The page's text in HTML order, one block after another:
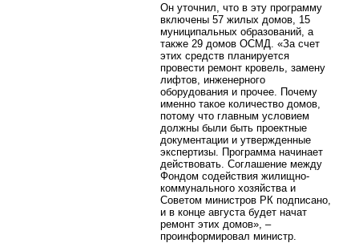
Он уточнил, что в эту программу
включены 57 жилых домов, 15
муниципальных образований, а
также 29 домов ОСМД. «За счет
этих средств планируется
провести ремонт кровель, замену
лифтов, инженерного
оборудования и прочее. Почему
именно такое количество домов,
потому что главным условием
должны были быть проектные
документации и утвержденные
экспертизы. Программа начинает
действовать. Соглашение между
Фондом содействия жилищно-
коммунального хозяйства и
Советом министров РК подписано,
и в конце августа будет начат
ремонт этих домов», –
проинформировал министр.